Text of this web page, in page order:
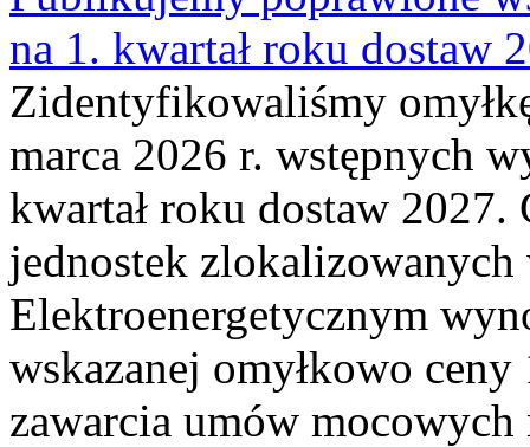
na 1. kwartał roku dostaw
Zidentyfikowaliśmy
marca 2026 r. wstępnych
kwartał roku dostaw
jednostek
Elektroenergetycznym
wskazanej omyłkowo
zawarcia umów